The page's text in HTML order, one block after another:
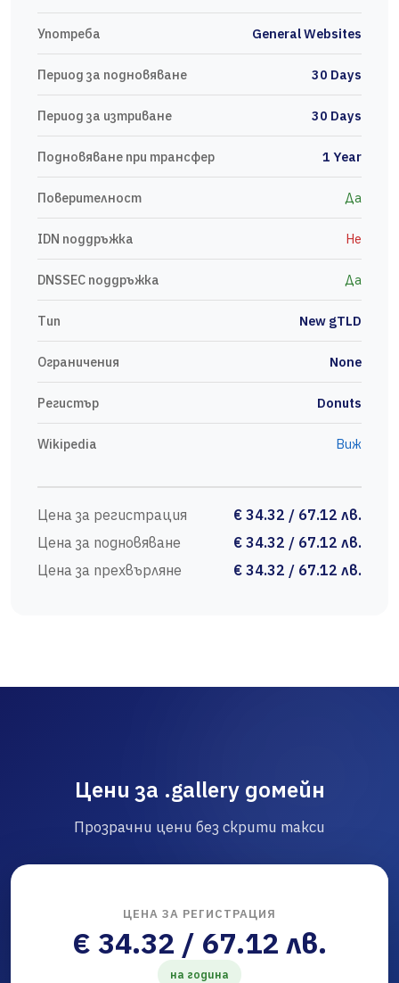
Употреба General Websites
Период за подновяване 30 Days
Период за изтриване 30 Days
Подновяване при трансфер 1 Year
Поверителност Да
IDN поддръжка Не
DNSSEC поддръжка Да
Тип New gTLD
Ограничения None
Регистър Donuts
Wikipedia Виж
Цена за регистрация
€ 34.32 / 67.12 лв.
Цена за подновяване
€ 34.32 / 67.12 лв.
Цена за прехвърляне
€ 34.32 / 67.12 лв.
Цени за .gallery домейн
Прозрачни цени без скрити такси
ЦЕНА ЗА РЕГИСТРАЦИЯ
€ 34.32 / 67.12 лв.
на година